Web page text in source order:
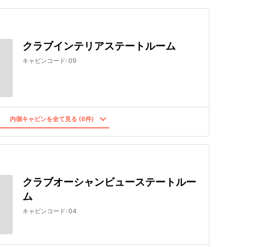
クラブインテリアステートルーム
キャビンコード: 09
内側キャビンを全て見る (6件)
クラブオーシャンビューステートルー
ム
キャビンコード: 04